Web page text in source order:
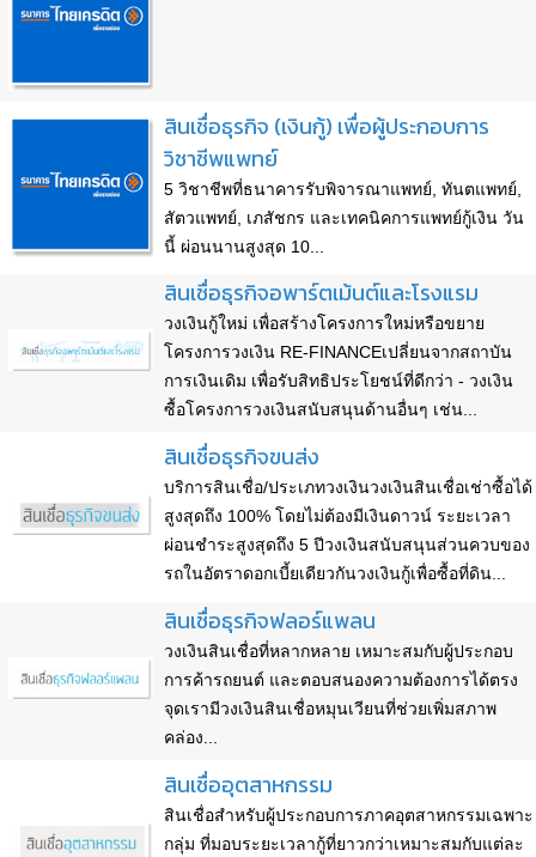
สินเชื่อธุรกิจ (เงินกู้) เพื่อผู้ประกอบการ
วิชาชีพแพทย์
5 วิชาชีพที่ธนาคารรับพิจารณาแพทย์, ทันตแพทย์,
สัตวแพทย์, เภสัชกร และเทคนิคการแพทย์กู้เงิน วัน
นี้ ผ่อนนานสูงสุด 10...
สินเชื่อธุรกิจอพาร์ตเม้นต์และโรงแรม
วงเงินกู้ใหม่ เพื่อสร้างโครงการใหม่หรือขยาย
โครงการวงเงิน RE-FINANCEเปลี่ยนจากสถาบัน
การเงินเดิม เพื่อรับสิทธิประโยชน์ที่ดีกว่า - วงเงิน
ซื้อโครงการวงเงินสนับสนุนด้านอื่นๆ เช่น...
สินเชื่อธุรกิจขนส่ง
บริการสินเชื่อ/ประเภทวงเงินวงเงินสินเชื่อเช่าซื้อได้
สูงสุดถึง 100% โดยไม่ต้องมีเงินดาวน์ ระยะเวลา
ผ่อนชำระสูงสุดถึง 5 ปีวงเงินสนับสนุนส่วนควบของ
รถในอัตราดอกเบี้ยเดียวกันวงเงินกู้เพื่อซื้อที่ดิน...
สินเชื่อธุรกิจฟลอร์แพลน
วงเงินสินเชื่อที่หลากหลาย เหมาะสมกับผู้ประกอบ
การค้ารถยนต์ และตอบสนองความต้องการได้ตรง
จุดเรามีวงเงินสินเชื่อหมุนเวียนที่ช่วยเพิ่มสภาพ
คล่อง...
สินเชื่ออุตสาหกรรม
สินเชื่อสำหรับผู้ประกอบการภาคอุตสาหกรรมเฉพาะ
กลุ่ม ที่มอบระยะเวลากู้ที่ยาวกว่าเหมาะสมกับแต่ละ